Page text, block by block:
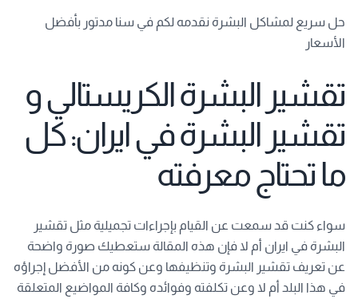
حل سريع لمشاكل البشرة نقدمه لكم في سنا مدتور بأفضل
الأسعار
تقشير البشرة الكريستالي و
تقشير البشرة في ايران: كل
ما تحتاج معرفته
سواء كنت قد سمعت عن القيام بإجراءات تجميلية مثل تقشير
البشرة في ايران أم لا فإن هذه المقالة ستعطيك صورة واضحة
عن تعريف تقشير البشرة وتنظيفها وعن كونه من الأفضل إجراؤه
في هذا البلد أم لا وعن تكلفته وفوائده وكافة المواضيع المتعلقة